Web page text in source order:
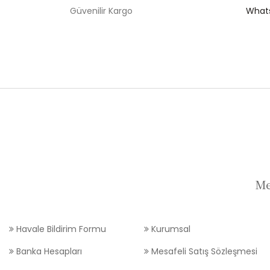
Güvenilir Kargo
Havale Bildirim Formu
Banka Hesapları
Kurumsal
Mesafeli Satış Sözleşmesi